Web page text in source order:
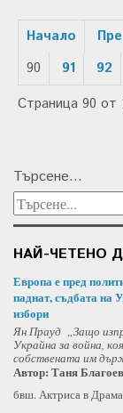
Начало
90
91 92
Страница 90 от
Търсене...
НАЙ-ЧЕТЕНО
Европа е пред
паднат, съдбата на
избори
Ян Прауд „Защо
Украйна за война,
собствената им
Автор: Таня
бвш. Актриса в